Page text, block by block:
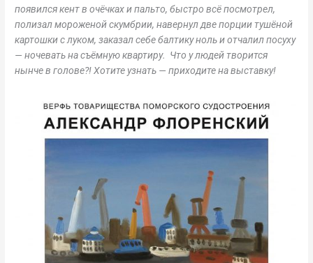
появился кент в очёчках и пальто, быстро всё посмотрел,
полизал мороженой скумбрии, навернул две порции тушёной
картошки с луком, заказал себе балтику ноль и отчалил посуху
— ночевать на съёмную квартиру. Что у людей творится
нынче в голове?! Хотите узнать — приходите на выставку!